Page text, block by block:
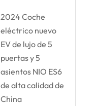
2024 Coche
eléctrico nuevo
EV de lujo de 5
puertas y 5
asientos NIO ES6
de alta calidad de
China